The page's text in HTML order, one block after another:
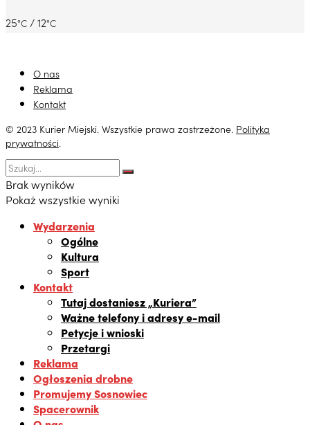
25°C / 12°C
O nas
Reklama
Kontakt
© 2023 Kurier Miejski. Wszystkie prawa zastrzeżone. Polityka
prywatności.
Brak wyników
Pokaż wszystkie wyniki
Wydarzenia
Ogólne
Kultura
Sport
Kontakt
Tutaj dostaniesz „Kuriera”
Ważne telefony i adresy e-mail
Petycje i wnioski
Przetargi
Reklama
Ogłoszenia drobne
Promujemy Sosnowiec
Spacerownik